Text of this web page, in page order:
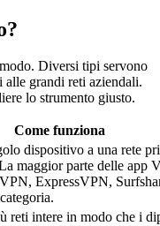
Diversi tipi servono
grandi reti aziendali.
lo strumento giusto.
Come funziona
dispositivo a una rete
maggior parte delle app
ExpressVPN,
reti intere in modo che i